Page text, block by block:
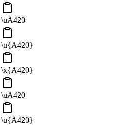
\uA420
\u{A420}
\x{A420}
\uA420
\u{A420}